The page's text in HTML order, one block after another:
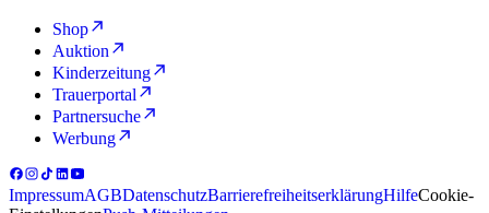
Shop
Auktion
Kinderzeitung
Trauerportal
Partnersuche
Werbung
ImpressumAGBDatenschutzBarrierefreiheitserklärungHilfeCookie-